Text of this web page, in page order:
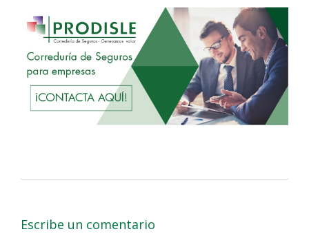
Escribe un comentario